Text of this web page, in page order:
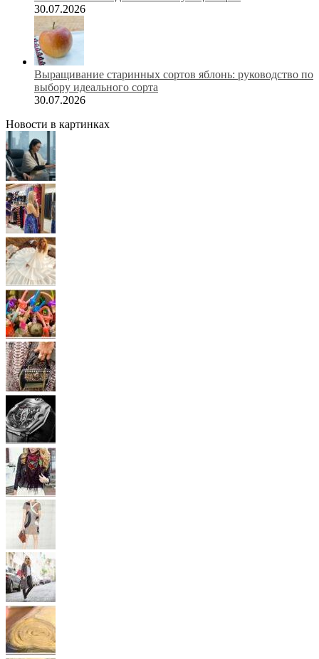
30.07.2026
Выращивание старинных сортов яблонь: руководство по
выбору идеального сорта
30.07.2026
Новости в картинках